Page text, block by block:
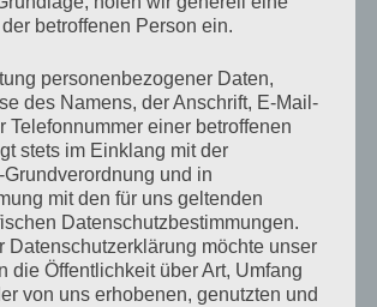
betroffenen Person ein.
personenbezogener Daten,
des Namens, der Anschrift, E-Mail-
Telefonnummer einer betroffenen
stets im Einklang mit der
Grundverordnung und in
mit den für uns geltenden
Datenschutzbestimmungen.
Datenschutzerklärung möchte unser
die Öffentlichkeit über Art, Umfang
von uns erhobenen, genutzten und